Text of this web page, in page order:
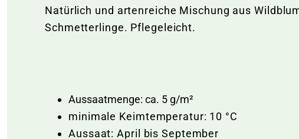
Natürlich und artenreiche Mischung aus
Schmetterlinge. Pflegeleicht.
Aussaatmenge: ca. 5 g/m²
minimale Keimtemperatur: 10 °C
Aussaat: April bis September